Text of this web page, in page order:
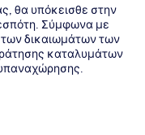
θα υπόκεισθε στην
Σύμφωνα με
των δικαιωμάτων των
καταλυμάτων